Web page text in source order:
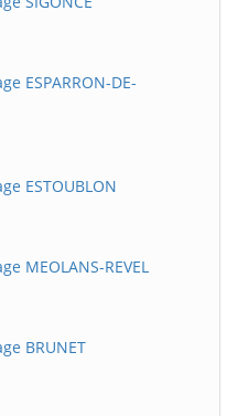
ESPARRON-DE-
ESTOUBLON
MEOLANS-REVEL
BRUNET